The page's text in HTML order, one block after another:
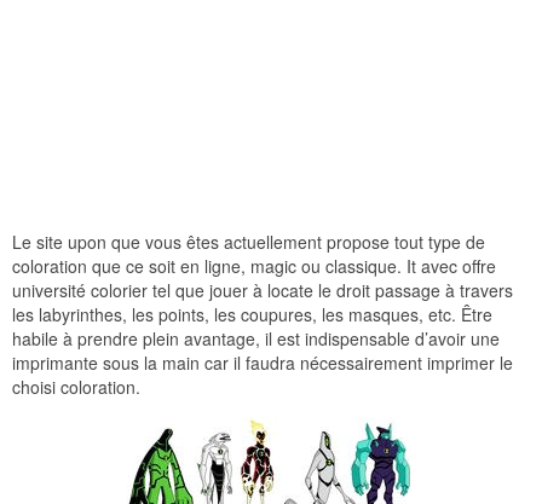
Le site upon que vous êtes actuellement propose tout type de
coloration que ce soit en ligne, magic ou classique. It avec offre
université colorier tel que jouer à locate le droit passage à travers
les labyrinthes, les points, les coupures, les masques, etc. Être
habile à prendre plein avantage, il est indispensable d’avoir une
imprimante sous la main car il faudra nécessairement imprimer le
choisi coloration.